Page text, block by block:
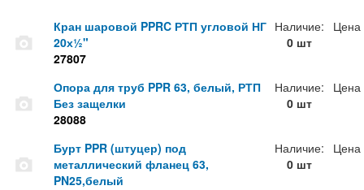
Кран шаровой PPRC РТП угловой НГ
20х½"
27807
Наличие:
0 шт
Цена
Опора для труб PPR 63, белый, РТП
Без защелки
28088
Наличие:
0 шт
Цена
Бурт PPR (штуцер) под
металлический фланец 63,
PN25,белый
Наличие:
0 шт
Цена